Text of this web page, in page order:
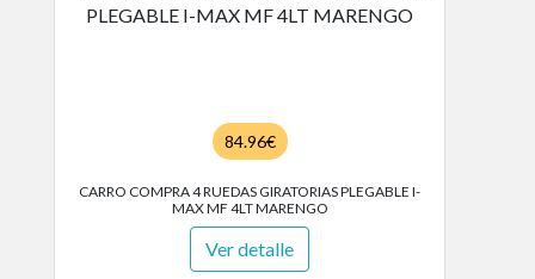
84.96€
CARRO COMPRA 4 RUEDAS GIRATORIAS PLEGABLE I-
MAX MF 4LT MARENGO
Ver detalle